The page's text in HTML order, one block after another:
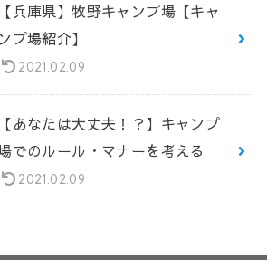
【兵庫県】牧野キャンプ場【キャ
ンプ場紹介】
2021.02.09
【あなたは大丈夫！？】キャンプ
でのルール・マナーを考える
2021.02.09